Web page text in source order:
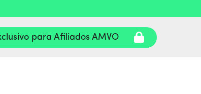
para Afiliados AMVO